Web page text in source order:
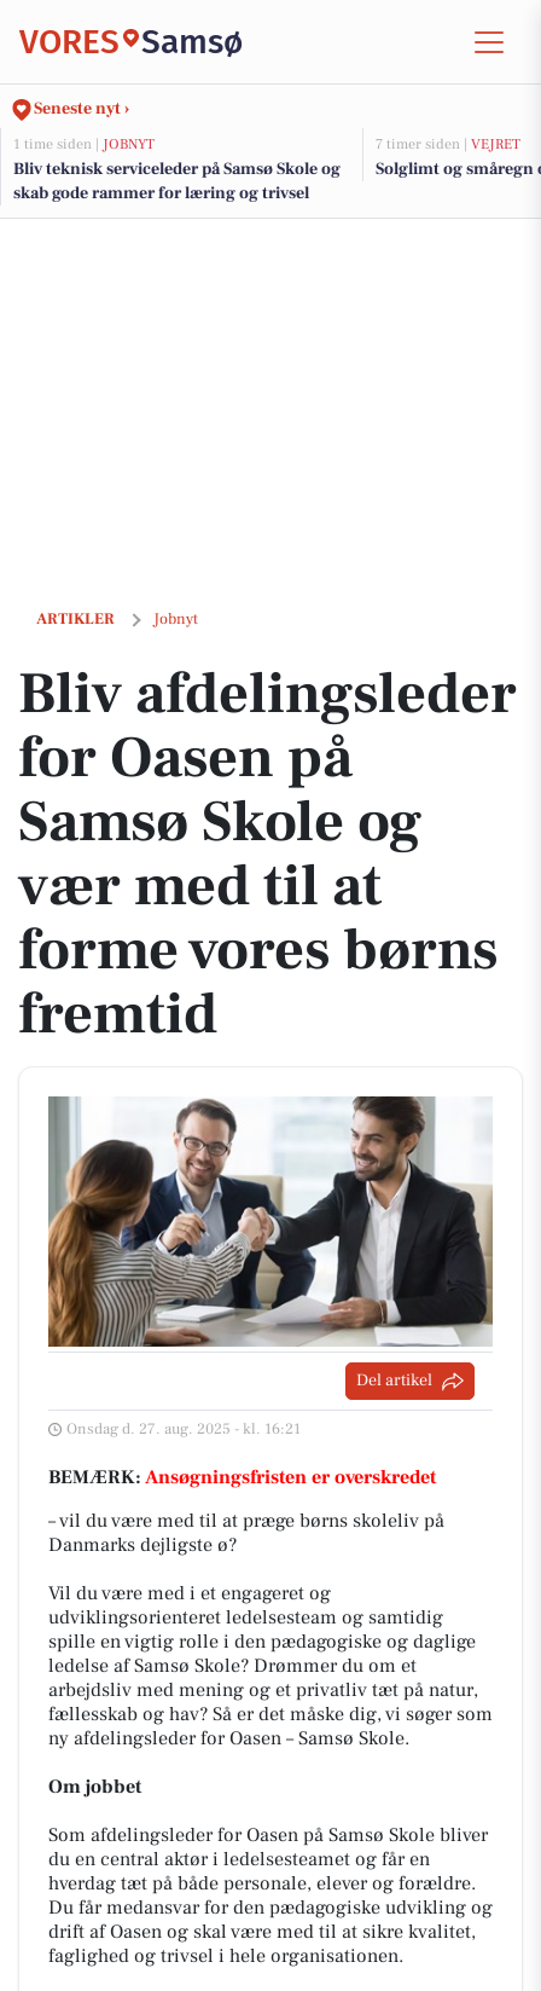
VORES Samsø
Seneste nyt ›
1 time siden | JOBNYT
Bliv teknisk serviceleder på Samsø Skole og
skab gode rammer for læring og trivsel
7 timer siden | VEJRET
Solglimt og småregn
ARTIKLER Jobnyt
Bliv afdelingsleder for Oasen på Samsø Skole og vær med til at
Bliv afdelingsleder
for Oasen på
Samsø Skole og
vær med til at
forme vores børns
fremtid
Del artikel
Onsdag d. 27. aug. 2025 - kl. 16:21
BEMÆRK: Ansøgningsfristen er overskredet
– vil du være med til at præge børns skoleliv på
Danmarks dejligste ø?
Vil du være med i et engageret og
udviklingsorienteret ledelsesteam og samtidig
spille en vigtig rolle i den pædagogiske og daglige
ledelse af Samsø Skole? Drømmer du om et
arbejdsliv med mening og et privatliv tæt på natur,
fællesskab og hav? Så er det måske dig, vi søger som
ny afdelingsleder for Oasen – Samsø Skole.
Om jobbet
Som afdelingsleder for Oasen på Samsø Skole bliver
du en central aktør i ledelsesteamet og får en
hverdag tæt på både personale, elever og forældre.
Du får medansvar for den pædagogiske udvikling og
drift af Oasen og skal være med til at sikre kvalitet,
faglighed og trivsel i hele organisationen.